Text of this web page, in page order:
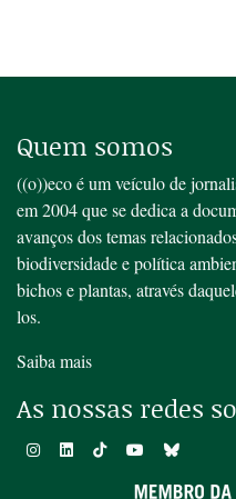
Quem somos
((o))eco é um veículo de
em 2004 que se dedica a
avanços dos temas
biodiversidade e política
bichos e plantas, através
los.
Saiba mais
As nossas redes